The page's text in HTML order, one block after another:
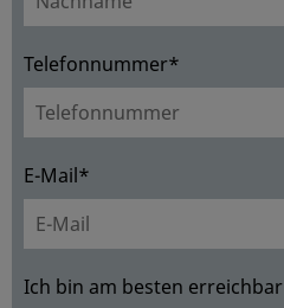
Telefonnummer*
E-Mail*
Ich bin am besten erreichbar